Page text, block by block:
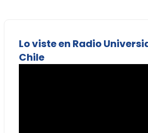
Lo viste en Radio
Chile